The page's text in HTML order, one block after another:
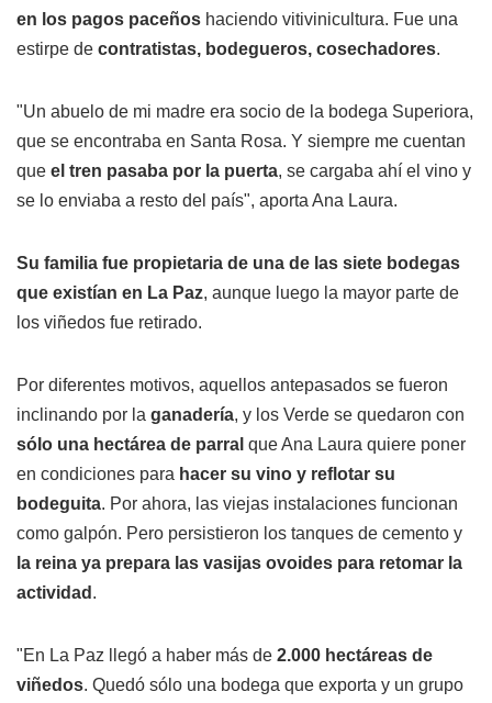
en los pagos paceños haciendo vitivinicultura. Fue una
estirpe de contratistas, bodegueros, cosechadores.
"Un abuelo de mi madre era socio de la bodega Superiora,
que se encontraba en Santa Rosa. Y siempre me cuentan
que el tren pasaba por la puerta, se cargaba ahí el vino y
se lo enviaba a resto del país", aporta Ana Laura.
Su familia fue propietaria de una de las siete bodegas
que existían en La Paz, aunque luego la mayor parte de
los viñedos fue retirado.
Por diferentes motivos, aquellos antepasados se fueron
inclinando por la ganadería, y los Verde se quedaron con
sólo una hectárea de parral que Ana Laura quiere poner
en condiciones para hacer su vino y reflotar su
bodeguita. Por ahora, las viejas instalaciones funcionan
como galpón. Pero persistieron los tanques de cemento y
la reina ya prepara las vasijas ovoides para retomar la
actividad .
"En La Paz llegó a haber más de 2.000 hectáreas de
viñedos. Quedó sólo una bodega que exporta y un grupo